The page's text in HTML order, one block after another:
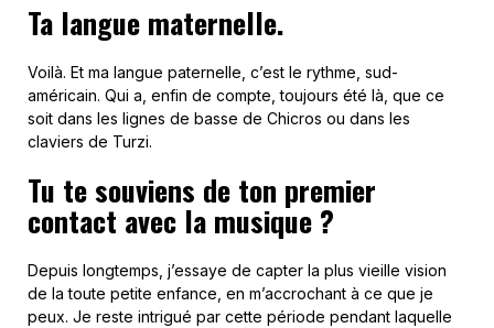
Ta langue maternelle.
Voilà. Et ma langue paternelle, c’est le rythme, sud-
américain. Qui a, enfin de compte, toujours été là, que ce
soit dans les lignes de basse de Chicros ou dans les
claviers de Turzi.
Tu te souviens de ton premier
contact avec la musique ?
Depuis longtemps, j’essaye de capter la plus vieille vision
de la toute petite enfance, en m’accrochant à ce que je
peux. Je reste intrigué par cette période pendant laquelle